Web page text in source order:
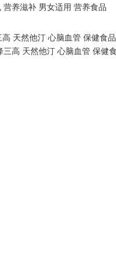
天然他汀 心脑血管 保健食品